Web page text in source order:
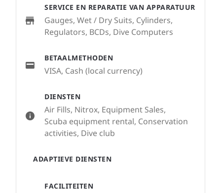
DIENSTEN
Air Fills, Nitrox, Equipment Sales,
Scuba equipment rental, Conservation
activities, Dive club
ADAPTIEVE DIENSTEN
FACILITEITEN
SERVICE EN REPARATIE VAN APPARATUUR
Gauges, Wet / Dry Suits, Cylinders,
Regulators, BCDs, Dive Computers
BETAALMETHODEN
VISA, Cash (local currency)